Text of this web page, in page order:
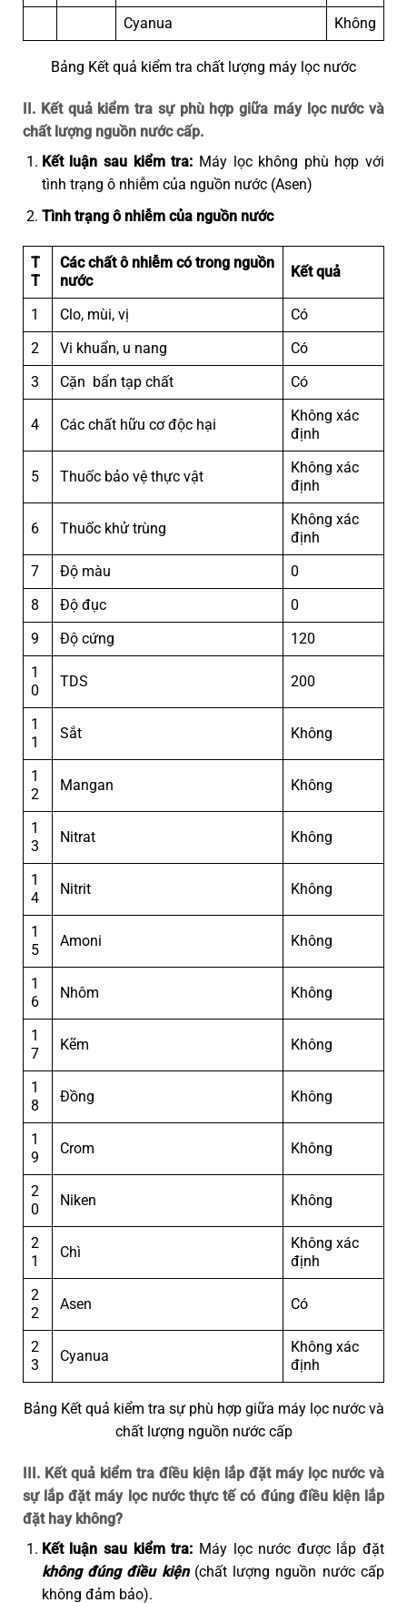
Cyanua
Không
Bảng Kết quả kiểm tra chất lượng máy lọc nước
II. Kết quả kiểm tra sự phù hợp giữa máy lọc nước và
chất lượng nguồn nước cấp.
Kết luận sau kiểm tra: Máy lọc không phù hợp với
tình trạng ô nhiễm của nguồn nước (Asen)
Tình trạng ô nhiễm của nguồn nước
T
T
Các chất ô nhiễm có trong nguồn
nước
Kết quả
1 Clo, mùi, vị
Có
2
Vi khuẩn, u nang
Có
3
Cặn bẩn tạp chất Có
4 Các chất hữu cơ độc hại
Không xác
định
5 Thuốc bảo vệ thực vật
Không xác
định
6 Thuốc khử trùng
Không xác
định
7
Độ màu
0
8
Độ đục
0
9
Độ cứng
120
1
0
TDS 200
1
1
Sắt Không
1
2
Mangan Không
1
3
Nitrat Không
1
4
Nitrit Không
1
5
Amoni Không
1
6
Nhôm Không
1
7
Kẽm Không
1
8
Đồng Không
1
9
Crom Không
2
0
Niken Không
2
1
Chì
Không xác
định
2
2
Asen Có
2
3
Cyanua
Không xác
định
Bảng Kết quả kiểm tra sự phù hợp giữa máy lọc nước và
chất lượng nguồn nước cấp
III. Kết quả kiểm tra điều kiện lắp đặt máy lọc nước và
sự lắp đặt máy lọc nước thực tế có đúng điều kiện lắp
đặt hay không?
Kết luận sau kiểm tra: Máy lọc nước được lắp đặt
không đúng điều kiện(chất lượng nguồn nước cấp
không đảm bảo).